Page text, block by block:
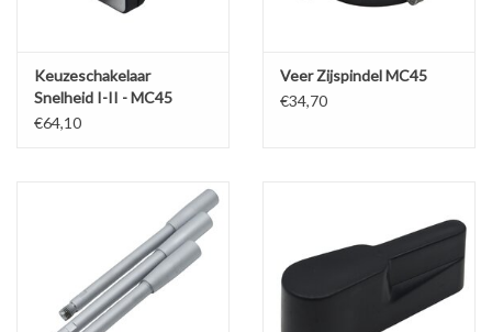
Keuzeschakelaar
Snelheid I-II - MC45
€64,10
Veer Zijspindel MC45
€34,70